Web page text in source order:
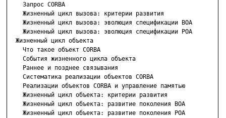
    Запрос CORBA
    Жизненный цикл вызова: критерии развития
    Жизненный цикл вызова: эволюция спецификации BOA
    Жизненный цикл вызова: эволюция спецификации РОА
  Жизненный цикл объекта
    Что такое объект CORBA
    События жизненного цикла объекта
    Раннее и позднее связывания
    Систематика реализации объектов CORBA
    Реализации объектов CORBA и управление памятью
    Жизненный цикл объекта: критерии развития
    Жизненный цикл объекта: развитие поколения BOA
    Жизненный цикл объекта: развитие поколения РОА